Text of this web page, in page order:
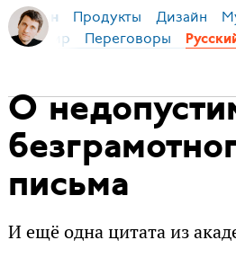
Бирман Продукты Дизайн
Мир Переговоры
О
письма
И ещё одна цитата из